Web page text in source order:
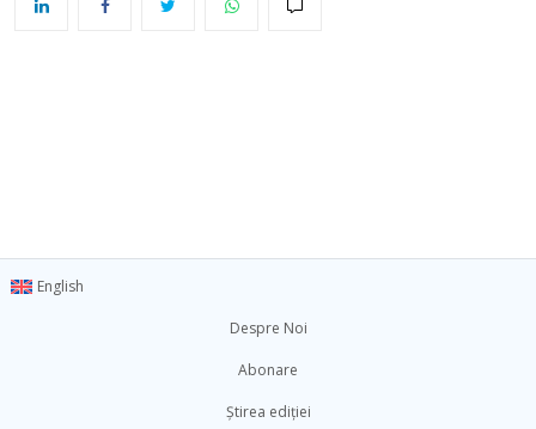
English
Despre Noi
Abonare
Știrea ediției